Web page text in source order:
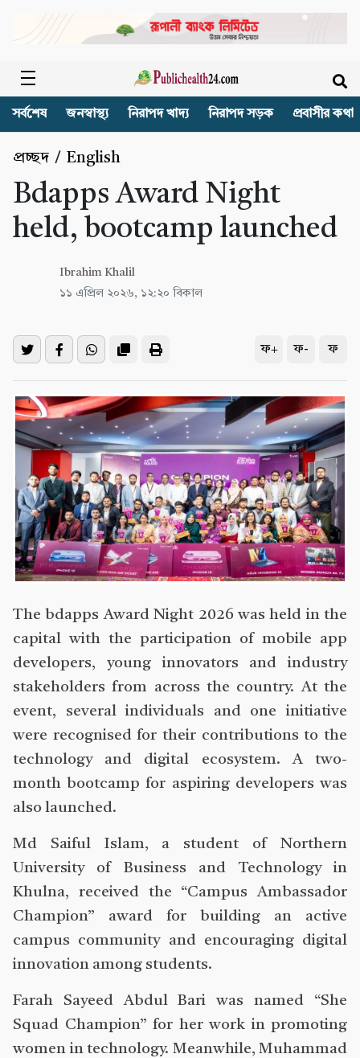
সর্বশেষ জনস্বাস্থ্য নিরাপদ খাদ্য নিরাপদ সড়ক প্রবাসীর কথা
প্রচ্ছদ / English
Bdapps Award Night
held, bootcamp launched
Ibrahim Khalil
১১ এপ্রিল ২০২৬, ১২:২০ বিকাল
ফ+ ফ- ফ
The bdapps Award Night 2026 was held in the
capital with the participation of mobile app
developers, young innovators and industry
stakeholders from across the country. At the
event, several individuals and one initiative
were recognised for their contributions to the
technology and digital ecosystem. A two-
month bootcamp for aspiring developers was
also launched.
Md Saiful Islam, a student of Northern
University of Business and Technology in
Khulna, received the “Campus Ambassador
Champion” award for building an active
campus community and encouraging digital
innovation among students.
Farah Sayeed Abdul Bari was named “She
Squad Champion” for her work in promoting
women in technology. Meanwhile, Muhammad